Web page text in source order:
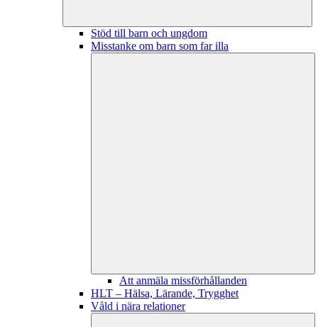
Stöd till barn och ungdom
Misstanke om barn som far illa
Att anmäla missförhållanden
HLT – Hälsa, Lärande, Trygghet
Våld i nära relationer